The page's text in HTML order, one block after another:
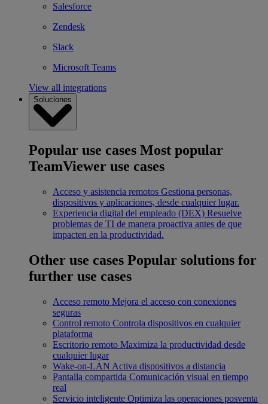
Salesforce
Zendesk
Slack
Microsoft Teams
View all integrations
Soluciones
Popular use cases Most popular
TeamViewer use cases
Acceso y asistencia remotos Gestiona personas,
dispositivos y aplicaciones, desde cualquier lugar.
Experiencia digital del empleado (DEX) Resuelve
problemas de TI de manera proactiva antes de que
impacten en la productividad.
Other use cases Popular solutions for
further use cases
Acceso remoto Mejora el acceso con conexiones
seguras
Control remoto Controla dispositivos en cualquier
plataforma
Escritorio remoto Maximiza la productividad desde
cualquier lugar
Wake-on-LAN Activa dispositivos a distancia
Pantalla compartida Comunicación visual en tiempo
real
Servicio inteligente Optimiza las operaciones posventa